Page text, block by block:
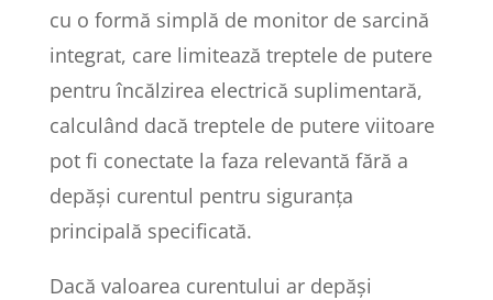
cu o formă simplă de monitor de sarcină
integrat, care limitează treptele de putere
pentru încălzirea electrică suplimentară,
calculând dacă treptele de putere viitoare
pot fi conectate la faza relevantă fără a
depăși curentul pentru siguranța
principală specificată.
Dacă valoarea curentului ar depăși